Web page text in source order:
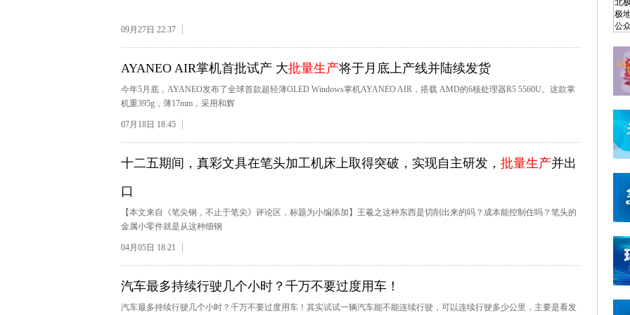
09月27日 22:37
AYANEO AIR掌机首批试产 大批量生产将于月底上产线并陆续发货
今年5月底，AYANEO发布了全球首款超轻薄OLED Windows掌机AYANEO AIR，搭载 AMD的6核处理器R5 5560U。这款掌
机重395g，薄17mm，采用和辉
07月18日 18:45
十二五期间，真彩文具在笔头加工机床上取得突破，实现自主研发， 批量生产并出
口
【本文来自《笔尖钢，不止于笔尖》评论区，标题为小编添加】王羲之这种东西是切削出来的吗？成本能控制住吗？笔头的
金属小零件就是从这种细钢
04月05日 18:21
汽车最多持续行驶几个小时？千万不要过度用车！
汽车最多持续行驶几个小时？千万不要过度用车！其实试试一辆汽车能不能连续行驶，可以连续行驶多少公里，主要是看发